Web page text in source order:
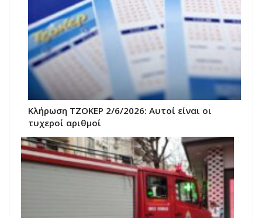
Κλήρωση ΤΖΟΚΕΡ 2/6/2026: Αυτοί είναι οι
τυχεροί αριθμοί